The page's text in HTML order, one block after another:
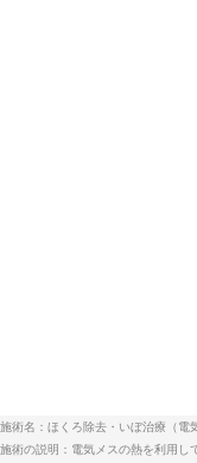
施術名：ほくろ除去・いぼ治療（電
施術の説明：電気メスの熱を利用し